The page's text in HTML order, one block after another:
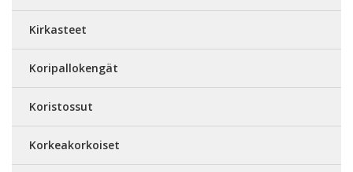
Kirkasteet
Koripallokengät
Koristossut
Korkeakorkoiset